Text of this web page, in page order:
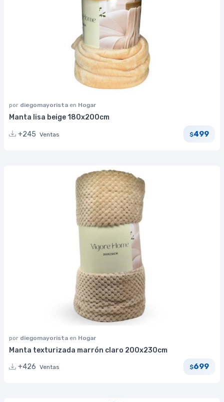
por diegomayorista en Hogar
Manta lisa beige 180x200cm
+245 Ventas $499
por diegomayorista en Hogar
Manta texturizada marrón claro 200x230cm
+426 Ventas $699